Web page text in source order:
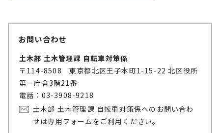
お問い合わせ
土木部 土木管理課 自転車対策係
〒114-8508 東京都北区王子本町1-15-22 北区役所
第一庁舎3階21番
電話：03-3908-9218
土木部 土木管理課 自転車対策係へのお問い合わ
せは専用フォームをご利用ください。